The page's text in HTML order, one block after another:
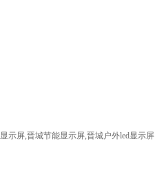
示屏,晋城节能显示屏,晋城户外led显示屏